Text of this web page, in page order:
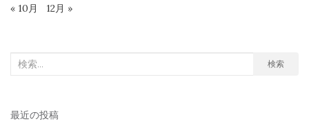
« 10月 12月 »
検
象:
検索
最近の投稿